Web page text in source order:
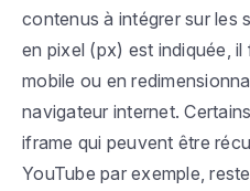
contenus à intégrer sur les
en pixel (px) est indiquée,
mobile ou en
navigateur internet.
iframe qui peuvent être
YouTube par exemple,